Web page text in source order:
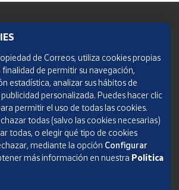
Web
Y TELÉGRAFOS, S.A., S.M.E. Todos los derechos
de Correos, utiliza cookies propias
de permitir su navegación,
estadística, analizar sus hábitos de
personalizada. Puedes hacer clic
permitir el uso de todas las cookies.
todas (salvo las cookies necesarias)
todas, o elegir qué tipo de cookies
mediante la opción Configurar
más información en nuestra Política